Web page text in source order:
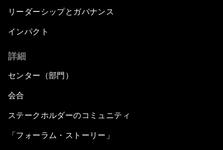
リーダーシップとガバナンス
インパクト
詳細
センター（部門）
会合
ステークホルダーのコミュニティ
「フォーラム・ストーリー」